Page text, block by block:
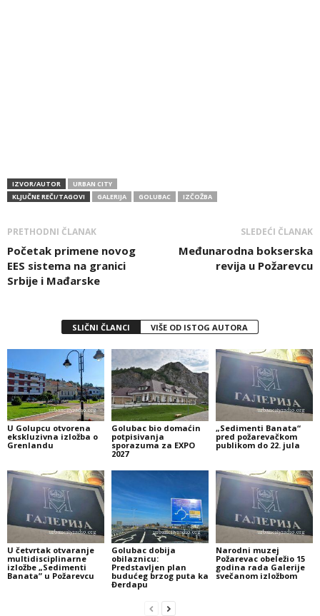
IZVOR/AUTOR
URBAN CITY
KLJUČNE REČI/TAGOVI
GALERIJA GOLUBAC IZČOŽBA
PRETHODNI ČLANAK
Početak primene novog
EES sistema na granici
Srbije i Mađarske
SLEDEĆI ČLANAK
Međunarodna bokserska
revija u Požarevcu
SLIČNI ČLANCI VIŠE OD ISTOG AUTORA
U Golupcu otvorena
ekskluzivna izložba o
Grenlandu
Golubac bio domaćin
potpisivanja
sporazuma za EXPO
2027
„Sedimenti Banata“
pred požarevačkom
publikom do 22. jula
U četvrtak otvaranje
multidisciplinarne
izložbe „Sedimenti
Banata” u Požarevcu
Golubac dobija
obilaznicu:
Predstavljen plan
budućeg brzog puta ka
Đerdapu
Narodni muzej
Požarevac obeležio 15
godina rada Galerije
svečanom izložbom